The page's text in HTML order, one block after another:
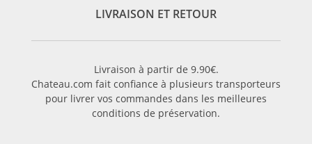
LIVRAISON ET RETOUR
Livraison à partir de 9.90€.
Chateau.com fait confiance à plusieurs transporteurs
pour livrer vos commandes dans les meilleures
conditions de préservation.